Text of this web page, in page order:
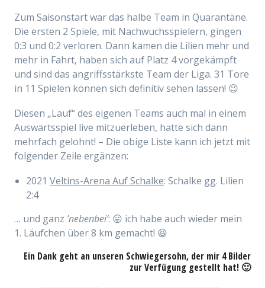
Zum Saisonstart war das halbe Team in Quarantäne.
Die ersten 2 Spiele, mit Nachwuchsspielern, gingen
0:3 und 0:2 verloren. Dann kamen die Lilien mehr und
mehr in Fahrt, haben sich auf Platz 4 vorgekämpft
und sind das angriffsstärkste Team der Liga. 31 Tore
in 11 Spielen können sich definitiv sehen lassen! 😉
Diesen „Lauf“ des eigenen Teams auch mal in einem
Auswärtsspiel live mitzuerleben, hatte sich dann
mehrfach gelohnt! – Die obige Liste kann ich jetzt mit
folgender Zeile ergänzen:
2021 Veltins-Arena Auf Schalke: Schalke gg. Lilien
2:4
… und ganz ’nebenbei‘: 😛 ich habe auch wieder mein
1. Läufchen über 8 km gemacht! 😆
Ein Dank geht an unseren Schwiegersohn, der mir 4 Bilder
zur Verfügung gestellt hat! 🙂